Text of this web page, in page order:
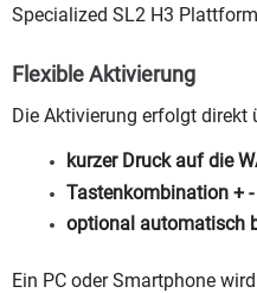
Specialized SL2 H3
Flexible Aktivierung
Die Aktivierung erfolgt direkt
kurzer Druck auf die
Tastenkombination + -
optional automatisch
Ein PC oder Smartphone